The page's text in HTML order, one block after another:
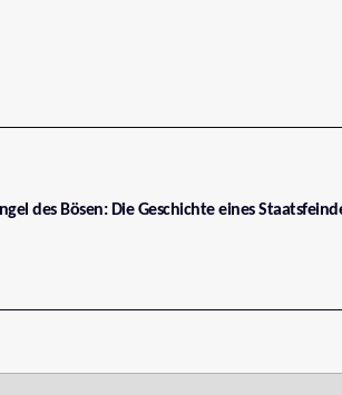
des Bösen: Die Geschichte eines